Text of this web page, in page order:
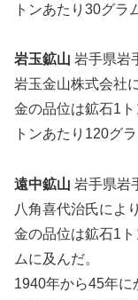
トンあたり30グラ
岩玉鉱山 岩手県岩
岩玉金山株式会社
金の品位は鉱石1
トンあたり120グラ
遠中鉱山 岩手県岩
八角喜代治氏によ
金の品位は鉱石1
ムに及んだ。
1940年から45年に